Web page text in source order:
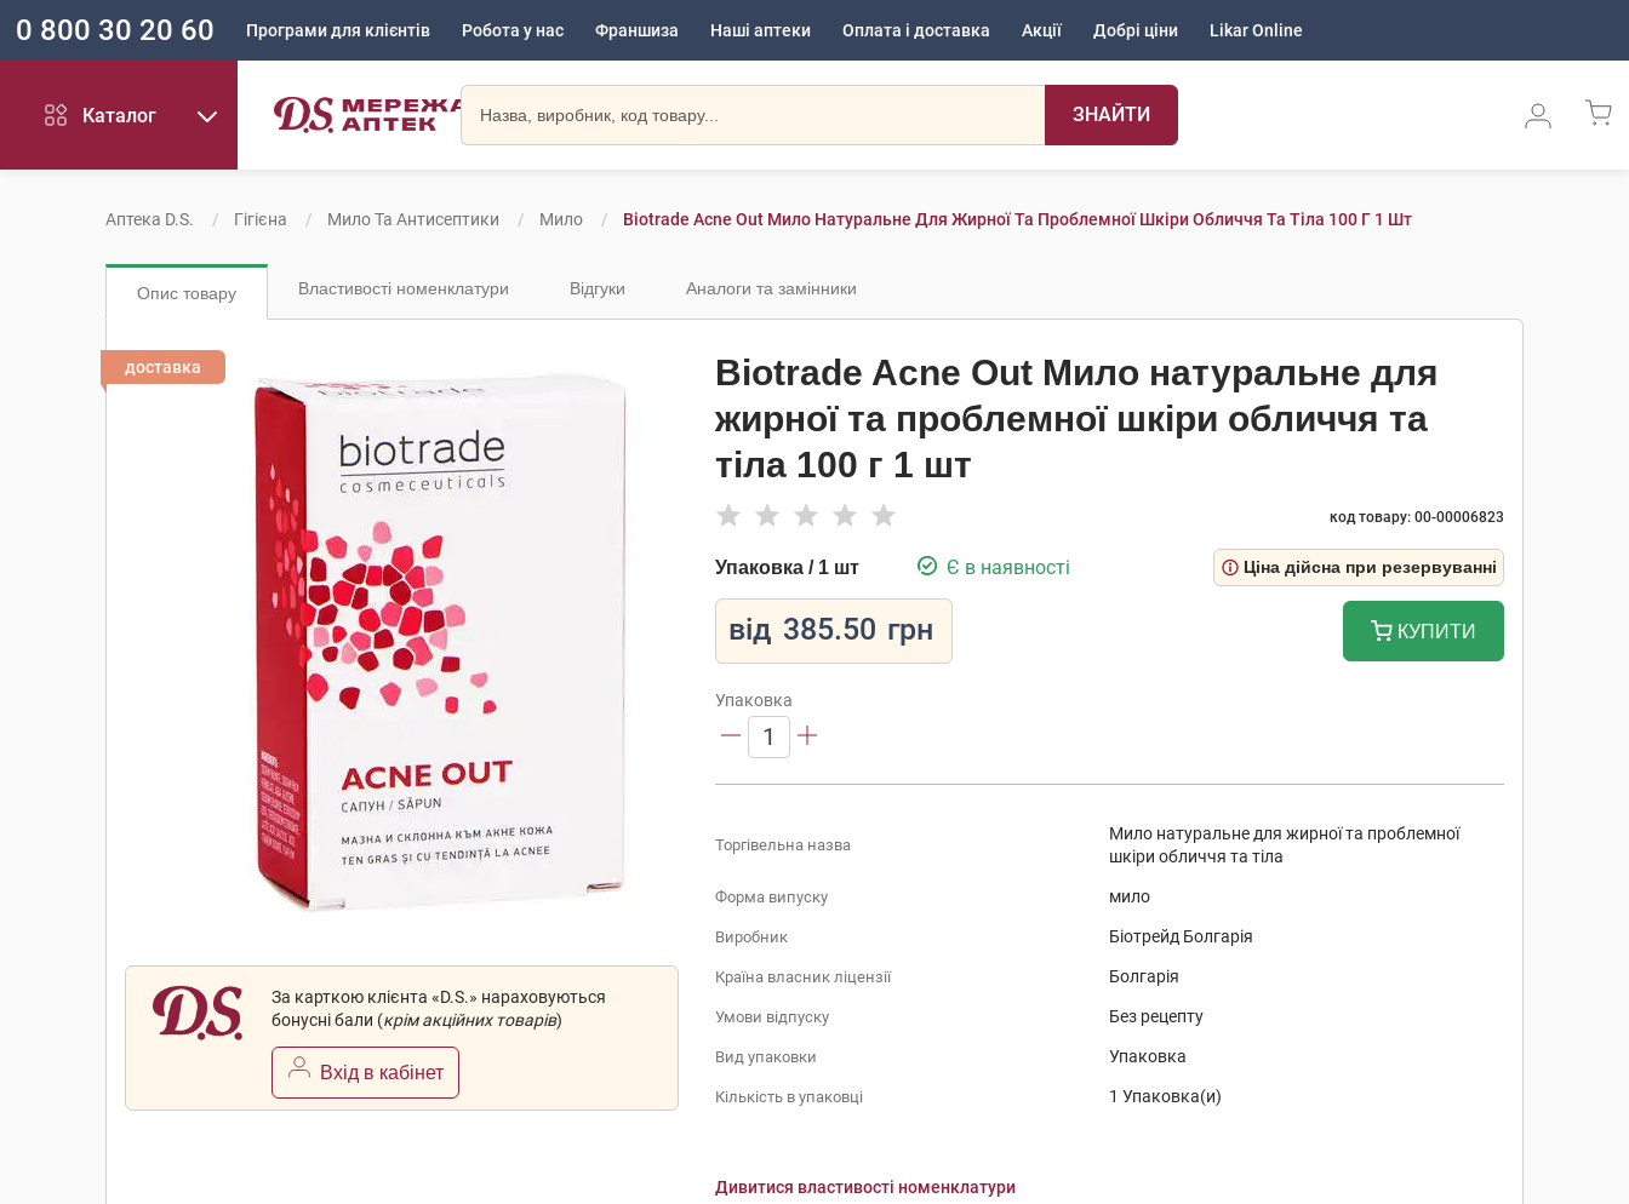
0 800 30 20 60 Програми для клієнтів Робота у нас Франшиза Наші аптеки Оплата і доставка Акції Добрі ціни Likar Online
Каталог ЗНАЙТИ
Аптека D.S. Гігієна Мило Та Антисептики Мило Biotrade Acne Out Мило Натуральне Для Жирної Та Проблемної Шкіри Обличчя Та Тіла 100 Г 1 Шт
Опис товару Властивості номенклатури Відгуки Аналоги та замінники
доставка
За карткою клієнта «D.S.» нараховуються
бонусні бали (крім акційних товарів)
Вхід в кабінет
Biotrade Acne Out Мило натуральне для
жирної та проблемної шкіри обличчя та
тіла 100 г 1 шт
код товару: 00-00006823
Упаковка / 1 шт Є в наявності Ціна дійсна при резервуванні
від 385.50 грн КУПИТИ
Упаковка
1
Торгівельна назва
Мило натуральне для жирної та проблемної
шкіри обличчя та тіла
Форма випуску мило
Виробник Біотрейд Болгарія
Країна власник ліцензії Болгарія
Умови відпуску Без рецепту
Вид упаковки Упаковка
Кількість в упаковці 1 Упаковка(и)
Дивитися властивості номенклатури